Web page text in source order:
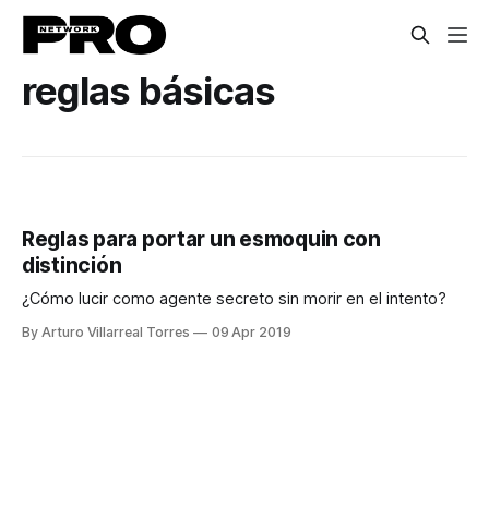
reglas básicas
Reglas para portar un esmoquin con
distinción
¿Cómo lucir como agente secreto sin morir en el intento?
By Arturo Villarreal Torres 09 Apr 2019